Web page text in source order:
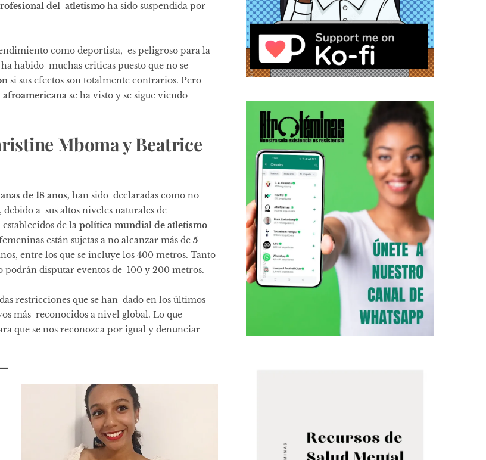
del atletismo ha sido suspendida por
como deportista, es peligroso para la
habido muchas criticas puesto que no se
si sus efectos son totalmente contrarios. Pero
se ha visto y se sigue viendo
Mboma y Beatrice
de 18 años, han sido declaradas como no
, debido a sus altos niveles naturales de
de la política mundial de atletismo
están sujetas a no alcanzar más de 5
entre los que se incluye los 400 metros. Tanto
podrán disputar eventos de 100 y 200 metros.
restricciones que se han dado en los últimos
más reconocidos a nivel global. Lo que
que se nos reconozca por igual y denunciar